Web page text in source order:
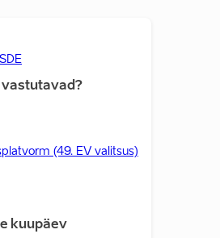
vastutavad?
(49. EV valitsus)
kuupäev